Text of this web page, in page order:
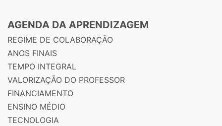
AGENDA DA APRENDIZAGEM
REGIME DE COLABORAÇÃO
ANOS FINAIS
TEMPO INTEGRAL
VALORIZAÇÃO DO PROFESSOR
FINANCIAMENTO
ENSINO MÉDIO
TECNOLOGIA